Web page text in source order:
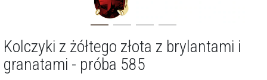
Kolczyki z żółtego złota z brylantami i
granatami - próba 585